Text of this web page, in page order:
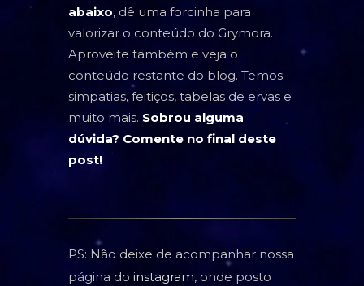
abaixo, dê uma forcinha para
valorizar o conteúdo do Grymora.
Aproveite também e veja o
conteúdo restante do blog. Temos
simpatias, feitiços, tabelas de ervas e
muito mais. Sobrou alguma
dúvida? Comente no final deste
post!
PS: Não deixe de acompanhar nossa
página do instagram, onde posto